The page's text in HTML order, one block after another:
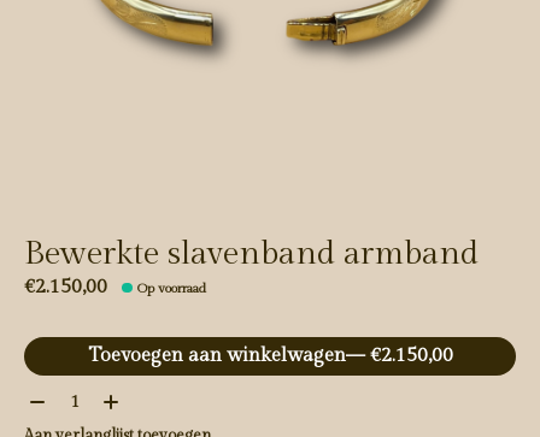
Bewerkte slavenband armband
€2.150,00 Op voorraad
Toevoegen aan winkelwagen
— €2.150,00
Aantal: